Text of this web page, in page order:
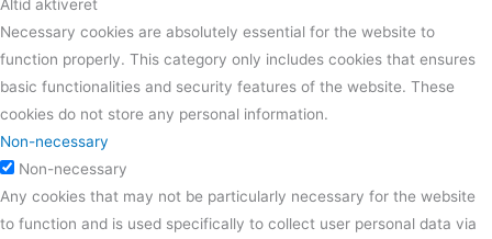
Altid aktiveret
Necessary cookies are absolutely essential for the website to
function properly. This category only includes cookies that ensures
basic functionalities and security features of the website. These
cookies do not store any personal information.
Non-necessary
Non-necessary
Any cookies that may not be particularly necessary for the website
to function and is used specifically to collect user personal data via